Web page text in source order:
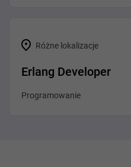
Różne lokalizacje
Erlang Developer
Programowanie